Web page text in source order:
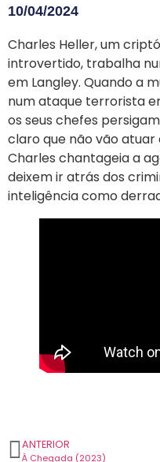
10/04/2024
Charles Heller, um
introvertido, trabalha
em Langley. Quando a
num ataque terrorista
os seus chefes
claro que não vão
Charles chantageia a
deixem ir atrás dos
inteligência como
ANTERIOR
À Chegada (2023)